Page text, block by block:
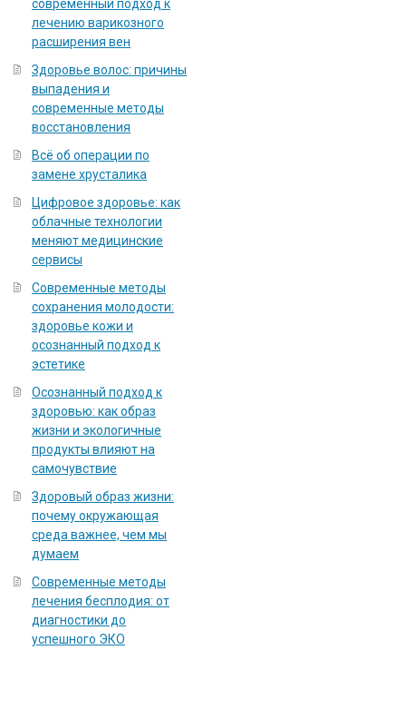
современный подход к
лечению варикозного
расширения вен
Здоровье волос: причины
выпадения и
современные методы
восстановления
Всё об операции по
замене хрусталика
Цифровое здоровье: как
облачные технологии
меняют медицинские
сервисы
Современные методы
сохранения молодости:
здоровье кожи и
осознанный подход к
эстетике
Осознанный подход к
здоровью: как образ
жизни и экологичные
продукты влияют на
самочувствие
Здоровый образ жизни:
почему окружающая
среда важнее, чем мы
думаем
Современные методы
лечения бесплодия: от
диагностики до
успешного ЭКО